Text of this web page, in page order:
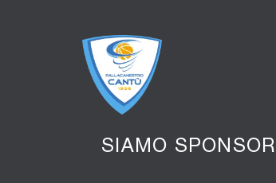
SIAMO